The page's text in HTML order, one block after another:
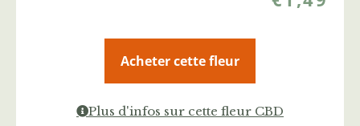
Acheter cette fleur
Plus d'infos sur cette fleur CBD